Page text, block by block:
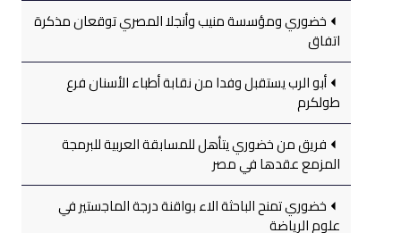
خضوري ومؤسسة منيب وأنجلا المصري توقعان مذكرة
اتفاق
أبو الرب يستقبل وفدا من نقابة أطباء الأسنان فرع
طولكرم
فريق من خضوري يتأهل للمسابقة العربية للبرمجة
المزمع عقدها في مصر
خضوري تمنح الباحثة الاء بواقنة درجة الماجستير في
علوم الرياضة